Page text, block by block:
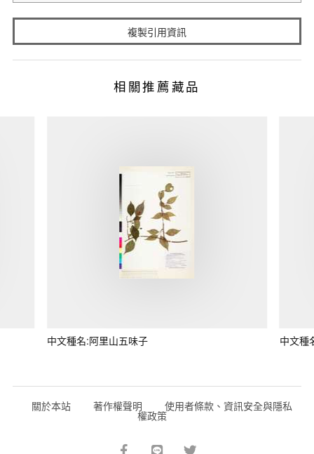
複製引用資訊
相關推薦藏品
中文種名:阿里山五味子 中文種
關於本站 著作權聲明 使用者條款、資訊安全與隱私
權政策